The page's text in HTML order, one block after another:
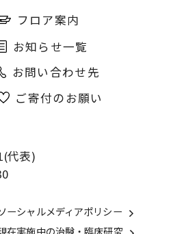
フロア案内
お知らせ一覧
お問い合わせ先
ご寄付のお願い
代表)
ーシャルメディアポリシー
在実施中の治験・臨床研究